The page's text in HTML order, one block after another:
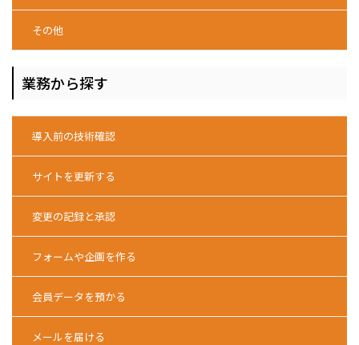
その他
業務から探す
導入前の技術確認
サイトを更新する
変更の記録と承認
フォームや企画を作る
会員データを預かる
メールを届ける